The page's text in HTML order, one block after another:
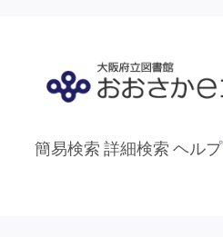
簡易検索 詳細検索 ヘルプ